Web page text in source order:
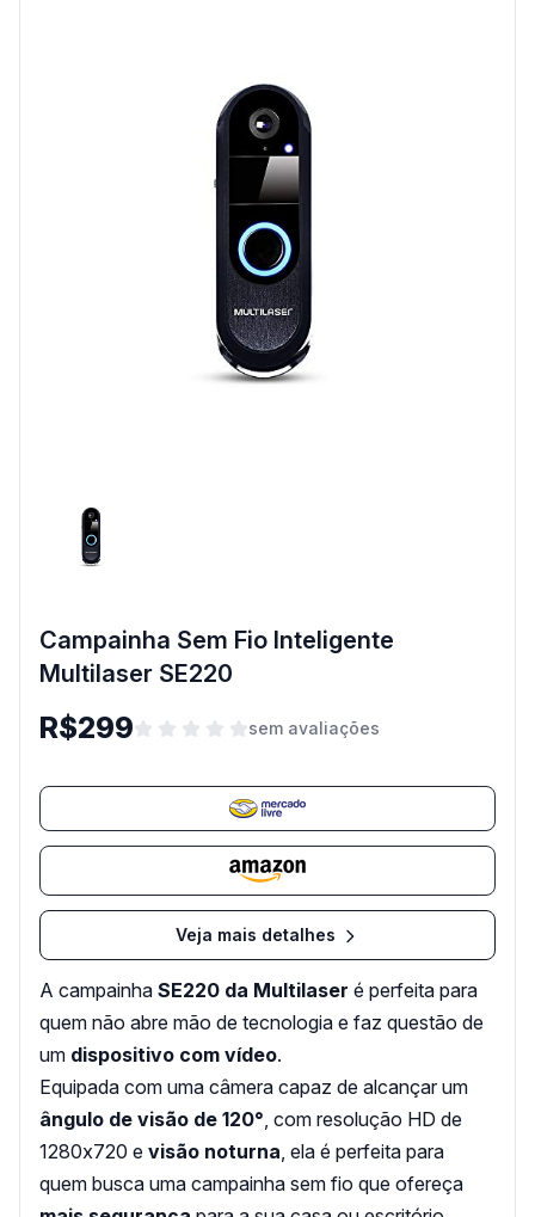
Campainha Sem Fio Inteligente
Multilaser SE220
R$299 sem avaliações
Veja mais detalhes
A campainha SE220 da Multilaser é perfeita para
quem não abre mão de tecnologia e faz questão de
um dispositivo com vídeo.
Equipada com uma câmera capaz de alcançar um
ângulo de visão de 120° , com resolução HD de
1280x720 e visão noturna , ela é perfeita para
quem busca uma campainha sem fio que ofereça